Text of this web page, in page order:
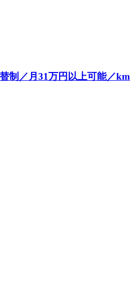
制／月31万円以上可能／